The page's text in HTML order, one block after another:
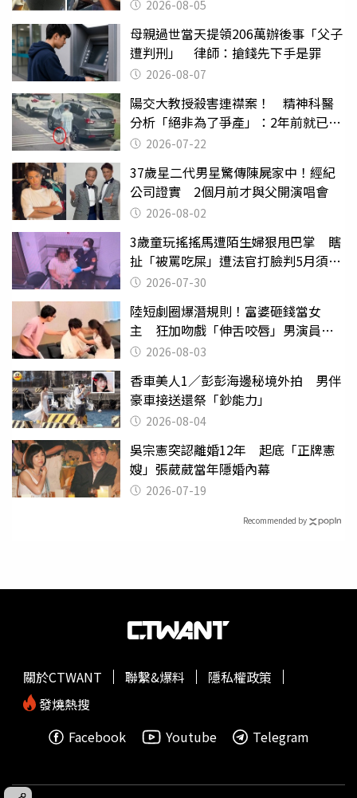
2026-08-05
母親過世當天提領206萬辦後事「父子
遭判刑」 律師：搶錢先下手是罪
2026-08-07
陽交大教授殺害連襟案！ 精神科醫
分析「絕非為了爭產」：2年前就已言
行詭異
2026-07-22
37歲星二代男星驚傳陳屍家中！經紀
公司證實 2個月前才與父開演唱會
2026-08-02
3歲童玩搖搖馬遭陌生婦狠甩巴掌 瞎
扯「被罵吃屎」遭法官打臉判5月須入
監 2026-07-30
陸短劇圈爆潛規則！富婆砸錢當女
主 狂加吻戲「伸舌咬唇」男演員崩
潰 2026-08-03
香車美人1／彭彭海邊秘境外拍 男伴
豪車接送還祭「鈔能力」
2026-08-04
吳宗憲突認離婚12年 起底「正牌憲
嫂」張葳葳當年隱婚內幕
2026-07-19
Recommended by
關於CTWANT 聯繫&爆料
隱私權政策
發燒熱搜
Facebook
Youtube Telegram